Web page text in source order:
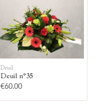
Deuil
Deuil n°35
€60.00